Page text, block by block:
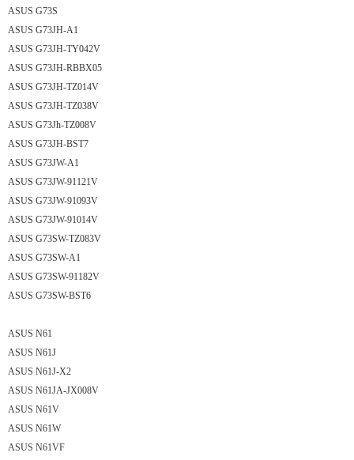
ASUS G73S
ASUS G73JH-A1
ASUS G73JH-TY042V
ASUS G73JH-RBBX05
ASUS G73JH-TZ014V
ASUS G73JH-TZ038V
ASUS G73Jh-TZ008V
ASUS G73JH-BST7
ASUS G73JW-A1
ASUS G73JW-91121V
ASUS G73JW-91093V
ASUS G73JW-91014V
ASUS G73SW-TZ083V
ASUS G73SW-A1
ASUS G73SW-91182V
ASUS G73SW-BST6
ASUS N61
ASUS N61J
ASUS N61J-X2
ASUS N61JA-JX008V
ASUS N61V
ASUS N61W
ASUS N61VF